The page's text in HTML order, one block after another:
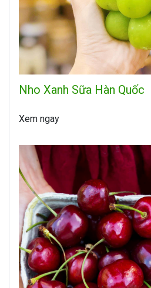
Nho Xanh Sữa Hàn Quốc
Xem ngay